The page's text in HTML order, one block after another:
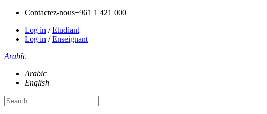
Contactez-nous+961 1 421 000
Log in /Etudiant
Log in /Enseignant
Arabic
Arabic
English